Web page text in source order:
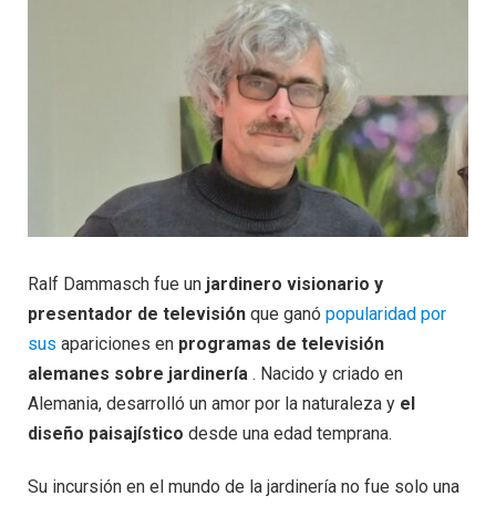
Ralf Dammasch fue un jardinero visionario y
presentador de televisión que ganó popularidad por
sus apariciones en programas de televisión
alemanes sobre jardinería . Nacido y criado en
Alemania, desarrolló un amor por la naturaleza y el
diseño paisajístico desde una edad temprana.
Su incursión en el mundo de la jardinería no fue solo una